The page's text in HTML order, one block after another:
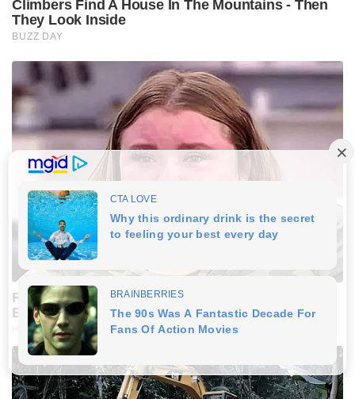
Climbers Find A House In The Mountains - Then
They Look Inside
BUZZ DAY
Remember Honey Boo Boo? Better To Sit Down
Before You See Her Now
HABERION